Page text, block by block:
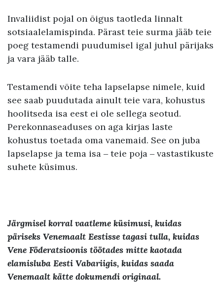
Invaliidist pojal on õigus taotleda linnalt
sotsiaalelamispinda. Pärast teie surma jääb teie
poeg testamendi puudumisel igal juhul pärijaks
ja vara jääb talle.
Testamendi võite teha lapselapse nimele, kuid
see saab puudutada ainult teie vara, kohustus
hoolitseda isa eest ei ole sellega seotud.
Perekonnaseaduses on aga kirjas laste
kohustus toetada oma vanemaid. See on juba
lapselapse ja tema isa ‒ teie poja ‒ vastastikuste
suhete küsimus.
Järgmisel korral vaatleme küsimusi, kuidas
päriseks Venemaalt Eestisse tagasi tulla, kuidas
Vene Föderatsioonis töötades mitte kaotada
elamisluba Eesti Vabariigis, kuidas saada
Venemaalt kätte dokumendi originaal.